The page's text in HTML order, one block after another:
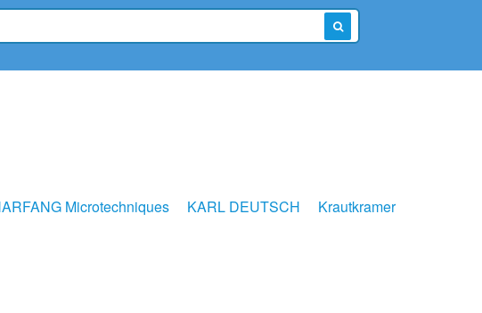
ИСКАТЬ
Microtechniques KARL DEUTSCH
Krautkramer